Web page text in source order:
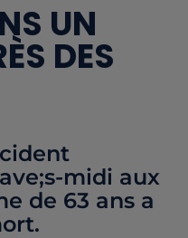
UN
DES
midi aux
de 63 ans a